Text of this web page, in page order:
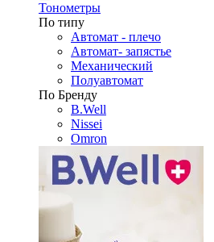
Тонометры
По типу
Автомат - плечо
Автомат- запястье
Механический
Полуавтомат
По Бренду
B.Well
Nissei
Omron